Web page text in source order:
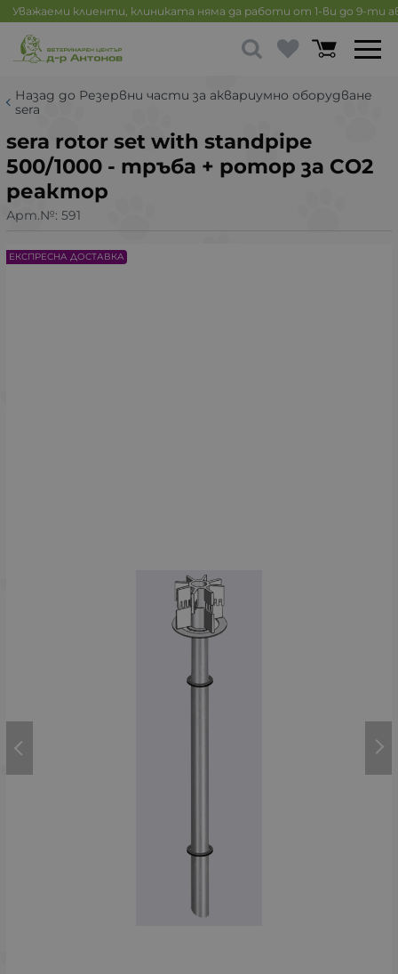
Уважаеми клиенти, клиниката няма да работи от 1-ви до 9-ти
Назад до Резервни части за аквариумно оборудване
sera
sera rotor set with standpipe
500/1000 - тръба + ротор за СО2
реактор
Арт.№: 591
ЕКСПРЕСНА ДОСТАВКА